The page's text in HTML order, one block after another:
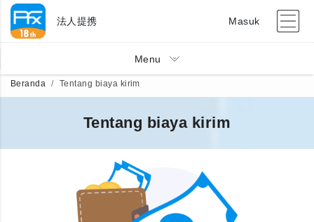
法人提携 Masuk
Menu
Beranda Tentang biaya kirim
Tentang biaya kirim